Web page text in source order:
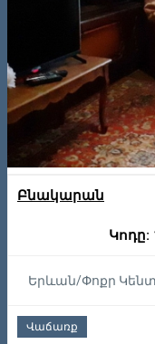
Բնակարան
Կոդը:
Երևան/Փոքր
Վաճառք